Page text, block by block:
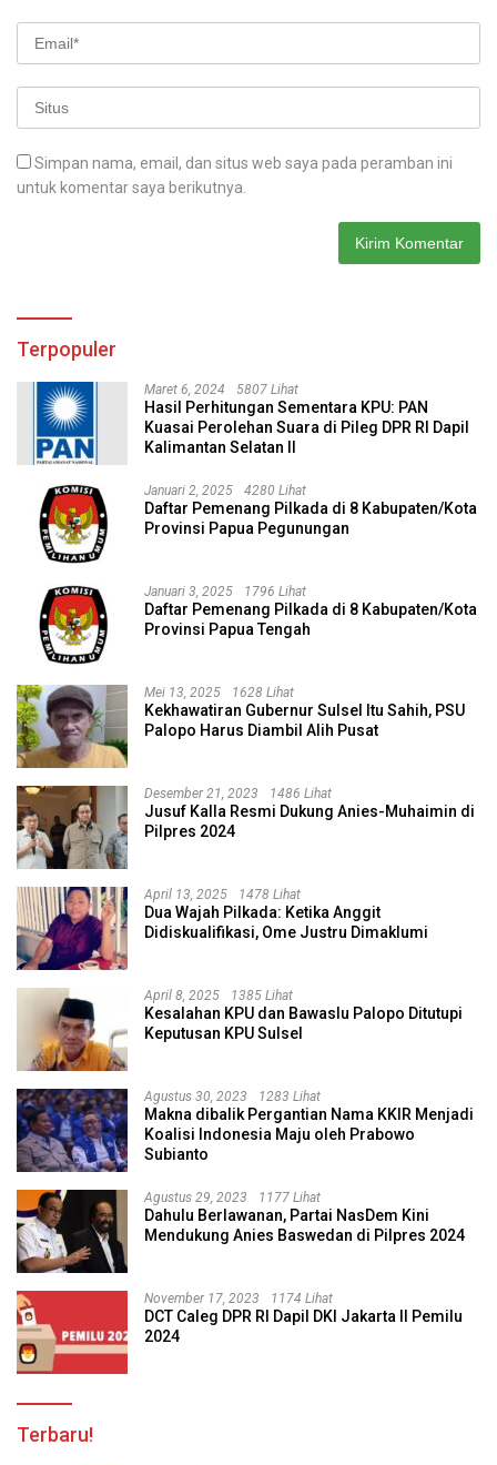
Simpan nama, email, dan situs web saya pada peramban ini
untuk komentar saya berikutnya.
Terpopuler
Maret 6, 2024 5807 Lihat
Hasil Perhitungan Sementara KPU: PAN
Kuasai Perolehan Suara di Pileg DPR RI Dapil
Kalimantan Selatan II
Januari 2, 2025 4280 Lihat
Daftar Pemenang Pilkada di 8 Kabupaten/Kota
Provinsi Papua Pegunungan
Januari 3, 2025 1796 Lihat
Daftar Pemenang Pilkada di 8 Kabupaten/Kota
Provinsi Papua Tengah
Mei 13, 2025 1628 Lihat
Kekhawatiran Gubernur Sulsel Itu Sahih, PSU
Palopo Harus Diambil Alih Pusat
Desember 21, 2023 1486 Lihat
Jusuf Kalla Resmi Dukung Anies-Muhaimin di
Pilpres 2024
April 13, 2025 1478 Lihat
Dua Wajah Pilkada: Ketika Anggit
Didiskualifikasi, Ome Justru Dimaklumi
April 8, 2025 1385 Lihat
Kesalahan KPU dan Bawaslu Palopo Ditutupi
Keputusan KPU Sulsel
Agustus 30, 2023 1283 Lihat
Makna dibalik Pergantian Nama KKIR Menjadi
Koalisi Indonesia Maju oleh Prabowo
Subianto
Agustus 29, 2023 1177 Lihat
Dahulu Berlawanan, Partai NasDem Kini
Mendukung Anies Baswedan di Pilpres 2024
November 17, 2023 1174 Lihat
DCT Caleg DPR RI Dapil DKI Jakarta II Pemilu
2024
Terbaru!